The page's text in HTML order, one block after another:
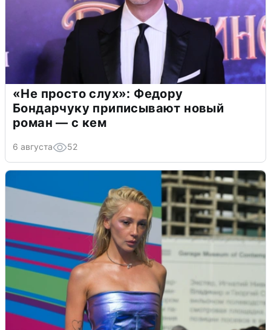
«Не просто слух»: Федору
Бондарчуку приписывают новый
роман — с кем
6 августа 52